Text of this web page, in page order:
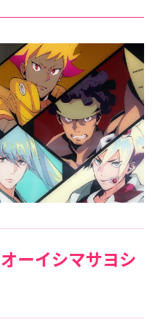
ーイシマサヨシ